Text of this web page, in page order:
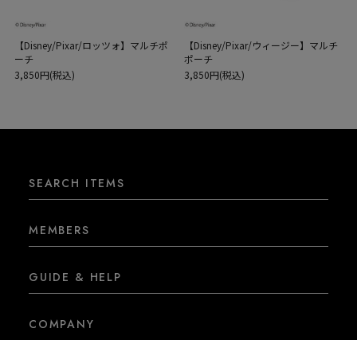
【Disney/Pixar/ロッツォ】マルチポ
ーチ
3,850円(税込)
【Disney/Pixar/ウィージー】マルチ
ポーチ
3,850円(税込)
SEARCH ITEMS
MEMBERS
GUIDE & HELP
COMPANY